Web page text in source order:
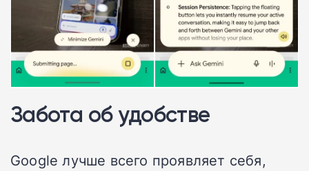
Забота об удобстве
Google лучше всего проявляет себя,